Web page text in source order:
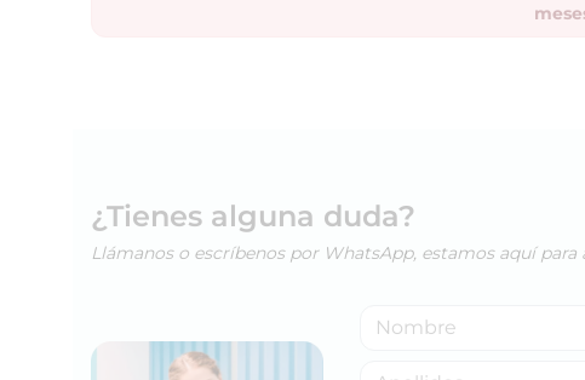
¿Tienes alguna duda?
Llámanos o escríbenos por WhatsApp, estamos aquí para